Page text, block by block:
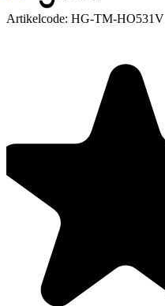
Artikelcode: HG-TM-HO531V